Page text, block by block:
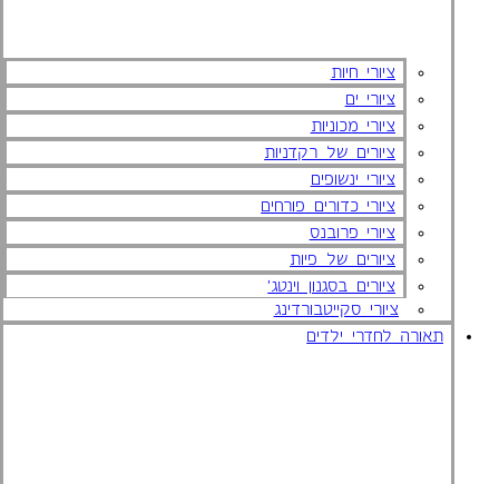
ציורי חיות
ציורי ים
ציורי מכוניות
ציורים של רקדניות
ציורי ינשופים
ציורי כדורים פורחים
ציורי פרובנס
ציורים של פיות
ציורים בסגנון וינטג'
ציורי סקייטבורדינג
תאורה לחדרי ילדים